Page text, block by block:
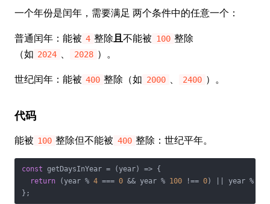
一个年份是闰年，需要满足 两个条件中的任意一个：
普通闰年：能被 4 整除 且不能被 100 整除
（如 2024 2028 ）。
世纪闰年：能被 400 整除（如 2000 2400 ）。
代码
能被 100 整除但不能被 400 整除：世纪平年。
const getDaysInYear = (year) => {
return (year % 4 === 0 && year % 100 !== 0) || year %